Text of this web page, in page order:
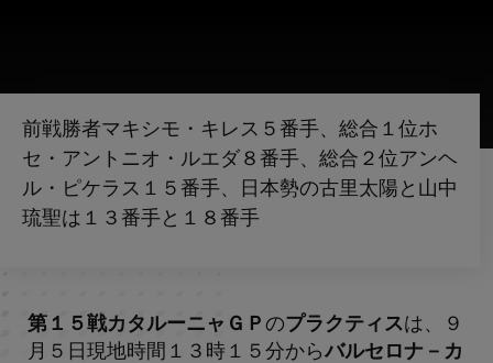
前戦勝者マキシモ・キレス５番手、総合１位ホ
セ・アントニオ・ルエダ８番手、総合２位アンヘ
ル・ピケラス１５番手、日本勢の古里太陽と山中
琉聖は１３番手と１８番手
第１５戦カタルーニャＧＰ のプラクティスは、９
月５日現地時間１３時１５分からバルセロナ－カ